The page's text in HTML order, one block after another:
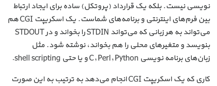
نویسی نیست. بلکه یک قرارداد (پروتکل) ساده برای ایجاد ارتباط
بین فرم‌های اینترنتی و برنامه‌های شماست. یک اسکریپت CGI هم
می‌تواند به هر زبانی که می‌تواند STDIN را بخواند و در STDOUT
بنویسد و متغیرهای محلی را هم بخواند، نوشته شود. مثل
زبان‌های برنامه نویسی C, Perl, Python و یا حتی shell scripting.
کاری که یک اسکریپت CGI انجام می‌دهد به ترتیب به این صورت